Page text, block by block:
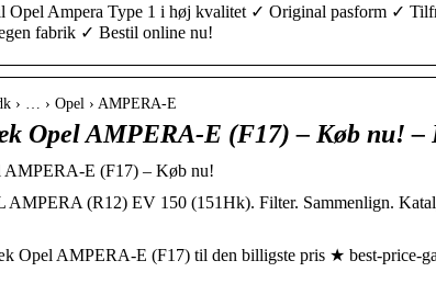
Opel Ampera Type 1 i høj kvalitet ✓ Original pasform ✓
fabrik ✓ Bestil online nu!
› … › Opel › AMPERA-E
Opel AMPERA-E (F17) – Køb nu! –
E (F17) – Køb nu!
AMPERA (R12) EV 150 (151Hk). Filter. Sammenlign.
Opel AMPERA-E (F17) til den billigste pris ★ best-